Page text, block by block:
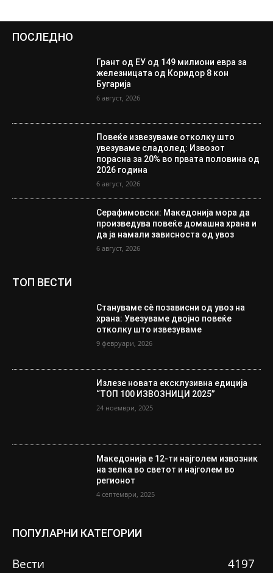
ПОСЛЕДНО
Грант од ЕУ од 149 милиони евра за
железницата од Коридор 8 кон
Бугарија
6 август, 2026
Повеќе извезуваме отколку што
увезуваме сладолед: Извозот
порасна за 20% во првата половина од
2026 година
6 август, 2026
Серафимовски: Македонија мора да
произведува повеќе домашна храна и
да ја намали зависноста од увоз
6 август, 2026
ТОП ВЕСТИ
Стануваме сè позависни од увоз на
храна: Увезуваме двојно повеќе
отколку што извезуваме
9 февруари, 2026
Излезе новата ексклузивна едиција
“ТОП 100 ИЗВОЗНИЦИ 2025”
24 ноември, 2025
Македонија е 12-ти најголем извозник
на зелка во светот и најголем во
регионот
4 септември, 2025
ПОПУЛАРНИ КАТЕГОРИИ
Вести
4197